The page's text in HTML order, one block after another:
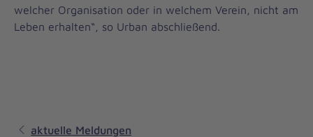
welcher Organisation oder in welchem Verein, nicht am
Leben erhalten“, so Urban abschließend.
aktuelle Meldungen